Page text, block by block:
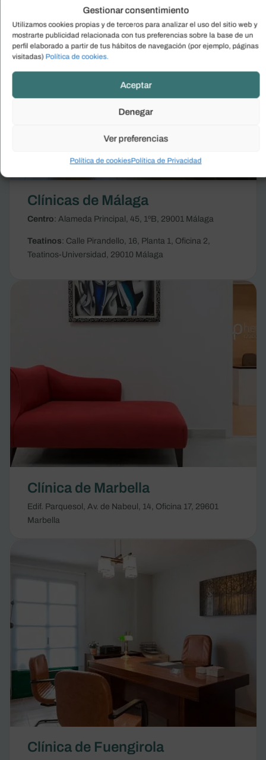
Gestionar consentimiento
Utilizamos cookies propias y de terceros para analizar el uso del sitio web y
mostrarte publicidad relacionada con tus preferencias sobre la base de un
perfil elaborado a partir de tus hábitos de navegación (por ejemplo, páginas
visitadas) Política de cookies.
Aceptar
Denegar
Ver preferencias
Política de cookiesPolítica de Privacidad
Clínicas de Málaga
Centro: Alameda Principal, 45, 1ºB, 29001 Málaga
Teatinos: Calle Pirandello, 16, Planta 1, Oficina 2,
Teatinos-Universidad, 29010 Málaga
Clínica de Marbella
Edif. Parquesol, Av. de Nabeul, 14, Oficina 17, 29601
Marbella
Clínica de Fuengirola